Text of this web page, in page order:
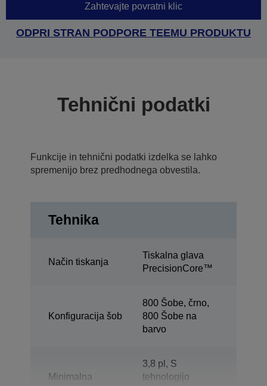
Zahtevajte povratni klic
ODPRI STRAN PODPORE TEEMU PRODUKTU
Tehnični podatki
Funkcije in tehnični podatki izdelka se lahko
spremenijo brez predhodnega obvestila.
Tehnika
Način tiskanja
Tiskalna glava
PrecisionCore™
Konfiguracija šob
800 Šobe, črno,
800 Šobe na
barvo
Minimalna
3,8 pl, S
tehnologijo